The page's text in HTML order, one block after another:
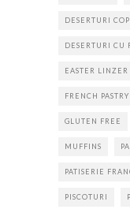
DESERTURI
DESERTURI CU
EASTER LINZER
FRENCH PASTRY
GLUTEN FREE
MUFFINS
PATISERIE
PISCOTURI